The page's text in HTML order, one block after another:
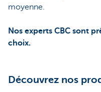
moyenne.
Nos experts CBC sont
choix.
Découvrez nos